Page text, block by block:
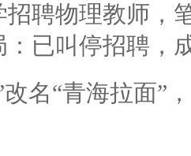
聘物理教师，
：已叫停招聘，
改名“青海拉面”